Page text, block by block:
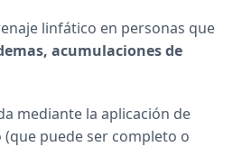
linfático en personas que
acumulaciones de
mediante la aplicación de
puede ser completo o